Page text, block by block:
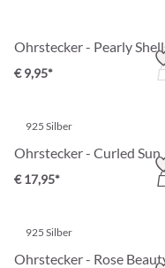
Ohrstecker - Pearly
€ 9,95*
925 Silber
Ohrstecker - Curled Sun
€ 17,95*
925 Silber
Ohrstecker - Rose